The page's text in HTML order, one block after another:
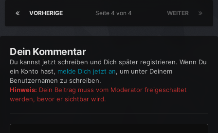
VORHERIGE WEITER
Seite 4 von 4
Dein Kommentar
Du kannst jetzt schreiben und Dich später registrieren. Wenn Du
ein Konto hast, melde Dich jetzt an, um unter Deinem
Benutzernamen zu schreiben.
Hinweis: Dein Beitrag muss vom Moderator freigeschaltet
werden, bevor er sichtbar wird.